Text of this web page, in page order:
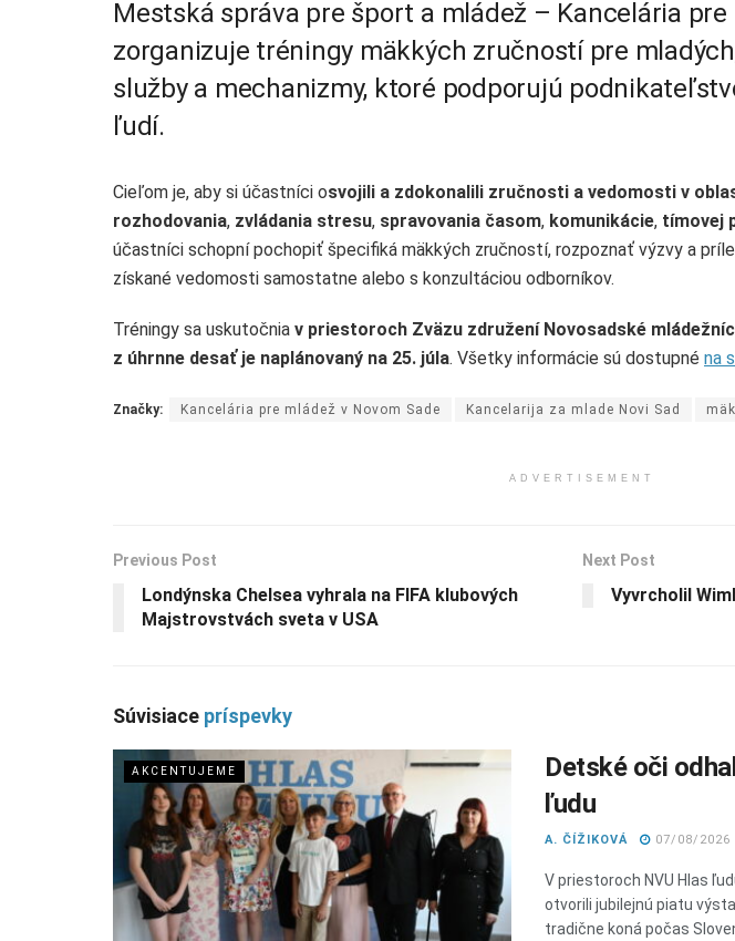
Mestská správa pre šport a mládež – Kancelária pre
zorganizuje tréningy mäkkých zručností pre
služby a mechanizmy, ktoré podporujú
ľudí.
Cieľom je, aby si účastníci osvojili a zdokonalili zručnosti a vedomosti v
rozhodovania, zvládania stresu, spravovania časom, komunikácie, tímovej
účastníci schopní pochopiť špecifiká mäkkých zručností, rozpoznať výzvy a
získané vedomosti samostatne alebo s konzultáciou odborníkov.
Tréningy sa uskutočnia v priestoroch Zväzu združení Novosadské
z úhrnne desať je naplánovaný na 25. júla. Všetky informácie sú dostupné na
Značky: Kancelária pre mládež v Novom Sade Kancelarija za mlade Novi Sad
ADVERTISEMENT
Previous Post
Londýnska Chelsea vyhrala na FIFA klubových
Majstrovstvách sveta v USA
Next Post
Vyvrcholil
Súvisiace príspevky
AKCENTUJEME
Detské oči
ľudu
A. ČÍŽIKOVÁ 07/08/2026
V priestoroch NVU Hlas
otvorili jubilejnú piatu
tradične koná počas